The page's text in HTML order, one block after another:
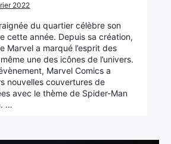
2022
du quartier célèbre son
cette année. Depuis sa création,
Marvel a marqué l’esprit des
une des icônes de l’univers.
Marvel Comics a
nouvelles couvertures de
avec le thème de Spider-Man
…